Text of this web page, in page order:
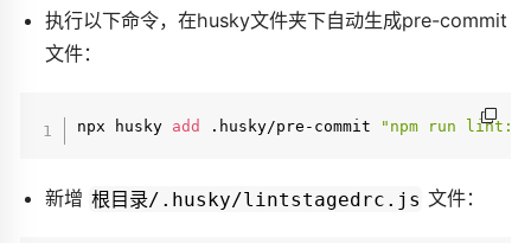
执行以下命令，在husky文件夹下自动生成pre-commit
文件：
npx husky add .husky/pre-commit "npm run
新增 根目录/.husky/lintstagedrc.js 文件：